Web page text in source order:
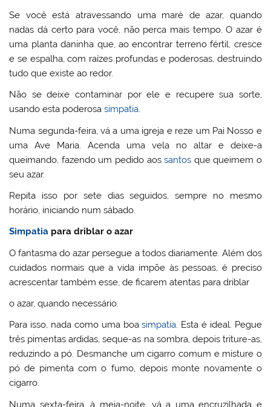
Se você está atravessando uma maré de azar, quando
nadas dá certo para você, não perca mais tempo. O azar é
uma planta daninha que, ao encontrar terreno fértil, cresce
e se espalha, com raízes profundas e poderosas, destruindo
tudo que existe ao redor.
Não se deixe contaminar por ele e recupere sua sorte,
usando esta poderosasimpatia.
Numa segunda-feira, vá a uma igreja e reze um Pai Nosso e
uma Ave Maria. Acenda uma vela no altar e deixe-a
queimando, fazendo um pedido aossantos que queimem o
seu azar.
Repita isso por sete dias seguidos, sempre no mesmo
horário, iniciando num sábado.
Simpatia para driblar o azar
O fantasma do azar persegue a todos diariamente. Além dos
cuidados normais que a vida impõe às pessoas, é preciso
acrescentar também esse, de ficarem atentas para driblar
o azar, quando necessário.
Para isso, nada como uma boasimpatia. Esta é ideal. Pegue
três pimentas ardidas, seque-as na sombra, depois triture-as,
reduzindo a pó. Desmanche um cigarro comum e misture o
pó de pimenta com o fumo, depois monte novamente o
cigarro.
Numa sexta-feira, à meia-noite, vá a uma encruzilhada e